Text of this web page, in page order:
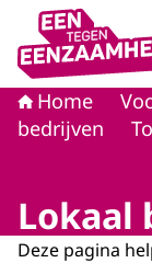
Naar de
Home
bedrijven
Lokaal
Deze pagina